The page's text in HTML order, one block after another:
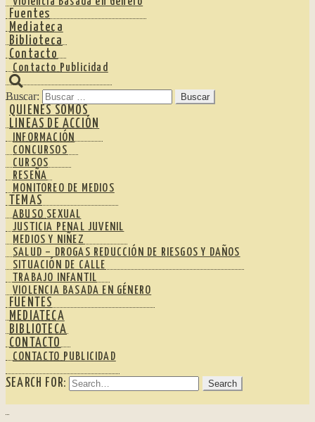
Fuentes
Mediateca
Biblioteca
Contacto
Contacto Publicidad
Buscar:
QUIENES SOMOS
LINEAS DE ACCIÓN
INFORMACIÓN
CONCURSOS
CURSOS
RESEÑA
MONITOREO DE MEDIOS
TEMAS
ABUSO SEXUAL
JUSTICIA PENAL JUVENIL
MEDIOS Y NIÑEZ
SALUD – DROGAS REDUCCIÓN DE RIESGOS Y DAÑOS
SITUACIÓN DE CALLE
TRABAJO INFANTIL
VIOLENCIA BASADA EN GÉNERO
FUENTES
MEDIATECA
BIBLIOTECA
CONTACTO
CONTACTO PUBLICIDAD
SEARCH FOR: